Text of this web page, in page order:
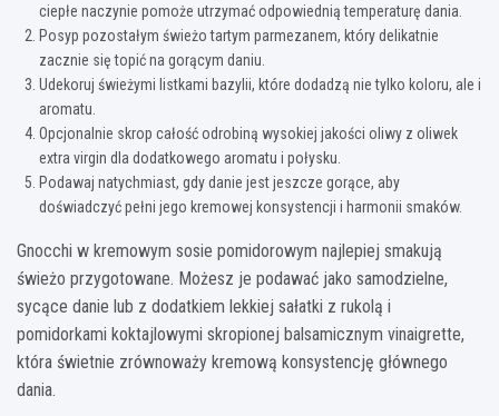
ciepłe naczynie pomoże utrzymać odpowiednią temperaturę dania.
Posyp pozostałym świeżo tartym parmezanem, który delikatnie
zacznie się topić na gorącym daniu.
Udekoruj świeżymi listkami bazylii, które dodadzą nie tylko koloru, ale i
aromatu.
Opcjonalnie skrop całość odrobiną wysokiej jakości oliwy z oliwek
extra virgin dla dodatkowego aromatu i połysku.
Podawaj natychmiast, gdy danie jest jeszcze gorące, aby
doświadczyć pełni jego kremowej konsystencji i harmonii smaków.
Gnocchi w kremowym sosie pomidorowym najlepiej smakują
świeżo przygotowane. Możesz je podawać jako samodzielne,
sycące danie lub z dodatkiem lekkiej sałatki z rukolą i
pomidorkami koktajlowymi skropionej balsamicznym vinaigrette,
która świetnie zrównoważy kremową konsystencję głównego
dania.